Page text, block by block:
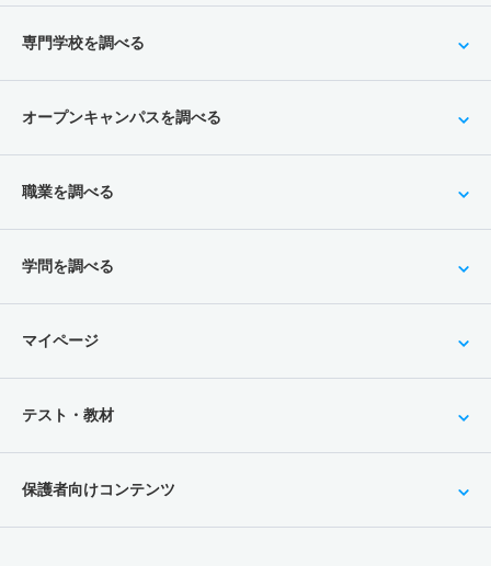
専門学校を調べる
オープンキャンパスを調べる
職業を調べる
学問を調べる
マイページ
テスト・教材
保護者向けコンテンツ